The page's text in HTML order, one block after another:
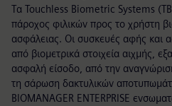
Τα Touchless Biometric Systems
πάροχος φιλικών προς το χρήστη
ασφάλειας. Οι συσκευές αφής και
από βιομετρικά στοιχεία αιχμής,
ασφαλή είσοδο, από την
τη σάρωση δακτυλικών
BIOMANAGER ENTERPRISE